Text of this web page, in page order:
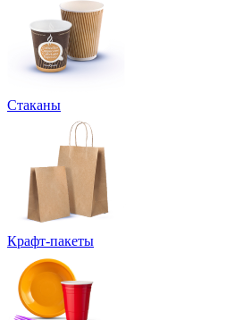
Стаканы
Крафт-пакеты